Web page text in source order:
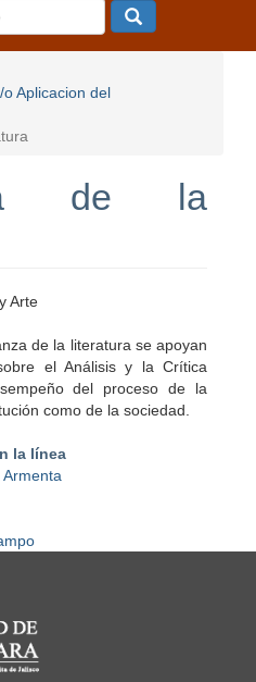
Aplicacion del
de la
Arte
de la literatura se apoyan
el Análisis y la Crítica
del proceso de la
como de la sociedad.
la línea